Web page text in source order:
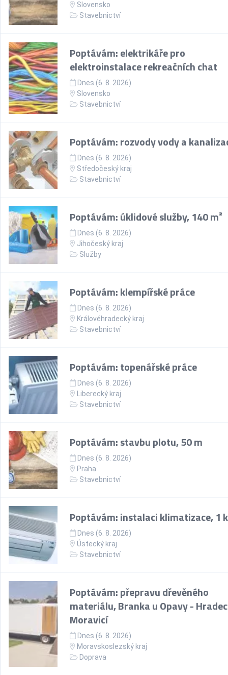
Slovensko
Stavebnictví
Poptávám: elektrikáře pro
elektroinstalace rekreačních chat
Dnes (6. 8. 2026)
Slovensko
Stavebnictví
Poptávám: rozvody vody a
Dnes (6. 8. 2026)
Středočeský kraj
Stavebnictví
Poptávám: úklidové služby, 140 m²
Dnes (6. 8. 2026)
Jihočeský kraj
Služby
Poptávám: klempířské práce
Dnes (6. 8. 2026)
Královéhradecký kraj
Stavebnictví
Poptávám: topenářské práce
Dnes (6. 8. 2026)
Liberecký kraj
Stavebnictví
Poptávám: stavbu plotu, 50 m
Dnes (6. 8. 2026)
Praha
Stavebnictví
Poptávám: instalaci klimatizace, 1
Dnes (6. 8. 2026)
Ústecký kraj
Stavebnictví
Poptávám: přepravu dřevěného
materiálu, Branka u Opavy -
Moravicí
Dnes (6. 8. 2026)
Moravskoslezský kraj
Doprava